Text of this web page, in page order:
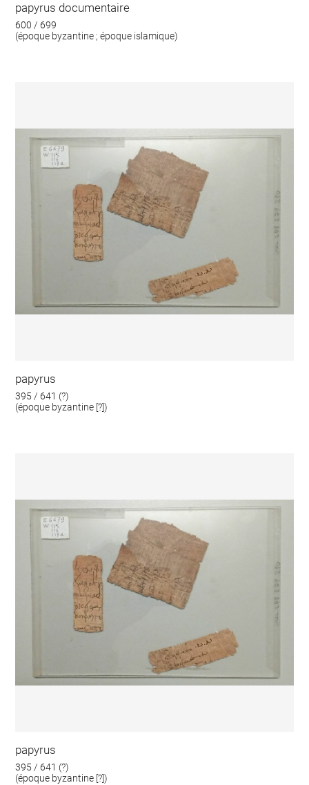
papyrus documentaire
600 / 699
(époque byzantine ; époque islamique)
papyrus
395 / 641 (?)
(époque byzantine [?])
papyrus
395 / 641 (?)
(époque byzantine [?])